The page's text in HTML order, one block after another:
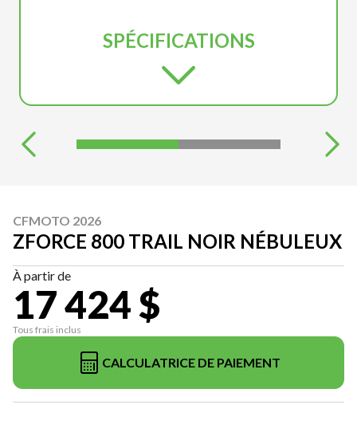
SPÉCIFICATIONS
CFMOTO 2026
ZFORCE 800 TRAIL NOIR NÉBULEUX
À partir de
17 424 $
Tous frais inclus
CALCULATRICE DE PAIEMENT